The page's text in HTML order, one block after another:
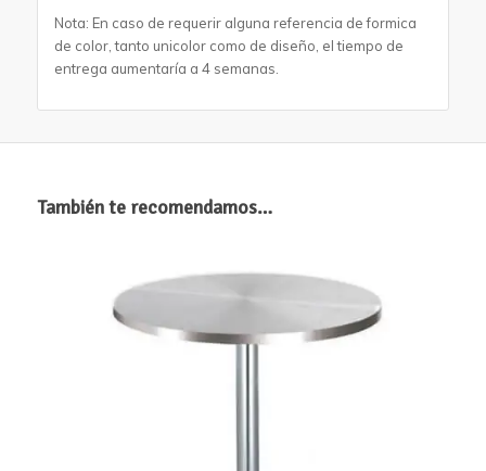
Nota: En caso de requerir alguna referencia de formica
de color, tanto unicolor como de diseño, el tiempo de
entrega aumentaría a 4 semanas.
También te recomendamos…